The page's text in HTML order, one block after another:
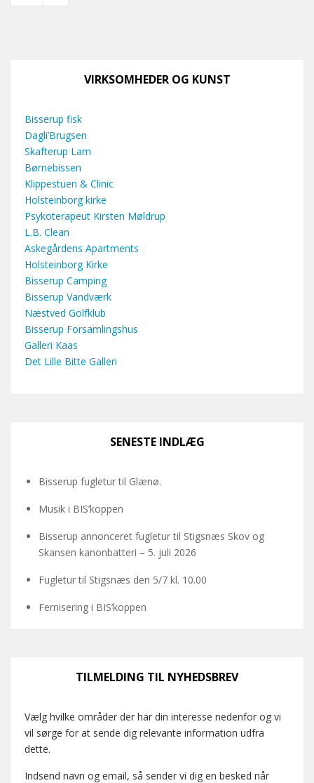
VIRKSOMHEDER OG KUNST
Bisserup fisk
Dagli’Brugsen
Skafterup Lam
Børnebissen
Klippestuen & Clinic
Holsteinborg kirke
Psykoterapeut Kirsten Møldrup
L.B. Clean
Askegårdens Apartments
Holsteinborg Kirke
Bisserup Camping
Bisserup Vandværk
Næstved Golfklub
Bisserup Forsamlingshus
Galleri Kaas
Det Lille Bitte Galleri
SENESTE INDLÆG
Bisserup fugletur til Glænø.
Musik i BIS’koppen
Bisserup annonceret fugletur til Stigsnæs Skov og
Skansen kanonbatteri – 5. juli 2026
Fugletur til Stigsnæs den 5/7 kl. 10.00
Fernisering i BIS’koppen
TILMELDING TIL NYHEDSBREV
Vælg hvilke områder der har din interesse nedenfor og vi
vil sørge for at sende dig relevante information udfra
dette.
Indsend navn og email, så sender vi dig en besked når